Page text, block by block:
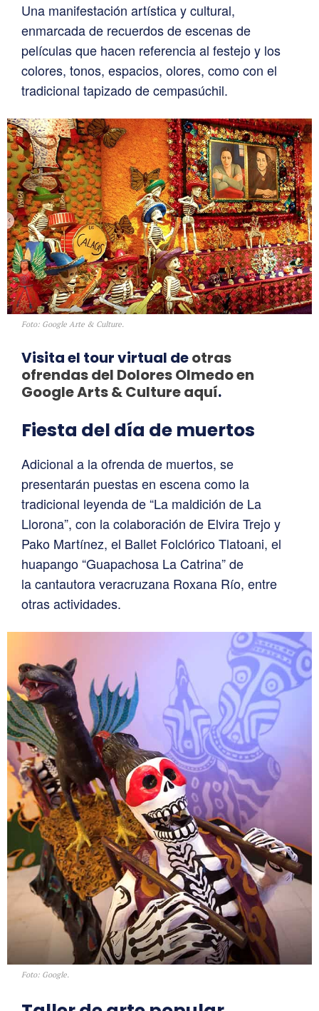
Una manifestación artística y cultural,
enmarcada de recuerdos de escenas de
películas que hacen referencia al festejo y los
colores, tonos, espacios, olores, como con el
tradicional tapizado de cempasúchil.
Foto: Google Arte & Culture.
Visita el tour virtual deotras
ofrendas del Dolores Olmedo en
Google Arts & Culture aquí.
Fiesta del día de muertos
Adicional a la ofrenda de muertos, se
presentarán puestas en escena como la
tradicional leyenda de “La maldición de La
Llorona”, con la colaboración de Elvira Trejo y
Pako Martínez, el Ballet Folclórico Tlatoani, el
huapango “Guapachosa La Catrina” de
la cantautora veracruzana Roxana Río, entre
otras actividades.
Foto: Google.